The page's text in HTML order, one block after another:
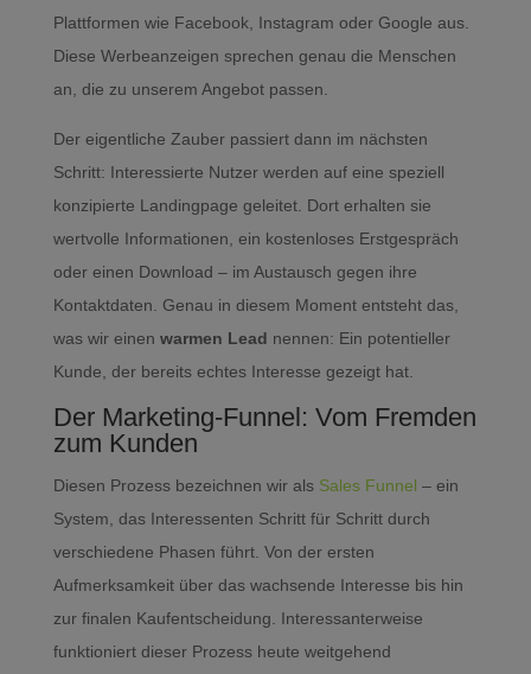
Plattformen wie Facebook, Instagram oder Google aus.
Diese Werbeanzeigen sprechen genau die Menschen
an, die zu unserem Angebot passen.
Der eigentliche Zauber passiert dann im nächsten
Schritt: Interessierte Nutzer werden auf eine speziell
konzipierte Landingpage geleitet. Dort erhalten sie
wertvolle Informationen, ein kostenloses Erstgespräch
oder einen Download – im Austausch gegen ihre
Kontaktdaten. Genau in diesem Moment entsteht das,
was wir einen warmen Lead nennen: Ein potentieller
Kunde, der bereits echtes Interesse gezeigt hat.
Der Marketing-Funnel: Vom Fremden
zum Kunden
Diesen Prozess bezeichnen wir als Sales Funnel – ein
System, das Interessenten Schritt für Schritt durch
verschiedene Phasen führt. Von der ersten
Aufmerksamkeit über das wachsende Interesse bis hin
zur finalen Kaufentscheidung. Interessanterweise
funktioniert dieser Prozess heute weitgehend